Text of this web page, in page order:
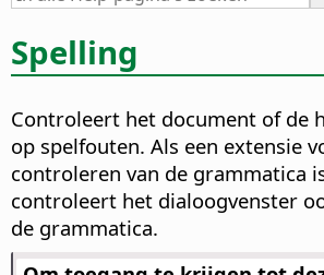
Spelling
Controleert het document of de
op spelfouten. Als een extensie
controleren van de grammatica
controleert het dialoogvenster
de grammatica.